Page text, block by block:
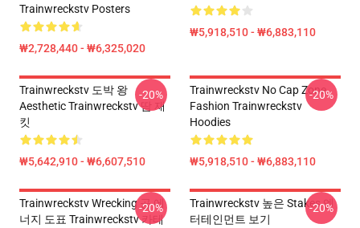
Trainwreckstv Posters
₩2,728,440 - ₩6,325,020
₩5,918,510 - ₩6,883,110
Trainwreckstv 도박 왕
Aesthetic Trainwreckstv 땀 재
킷
₩5,642,910 - ₩6,607,510
-20%
Trainwreckstv No Cap Zone
Fashion Trainwreckstv
Hoodies
₩5,918,510 - ₩6,883,110
-20%
Trainwreckstv Wrecking 공 에
너지 도표 Trainwreckstv 카테
-20%
Trainwreckstv 높은 Stakes 엔
터테인먼트 보기
-20%